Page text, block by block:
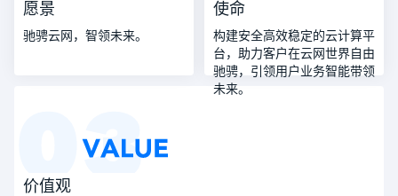
愿景
驰骋云网，智领未来。
使命
构建安全高效稳定的云计算平
台，助力客户在云网世界自由
驰骋，引领用户业务智能带领
未来。
价值观